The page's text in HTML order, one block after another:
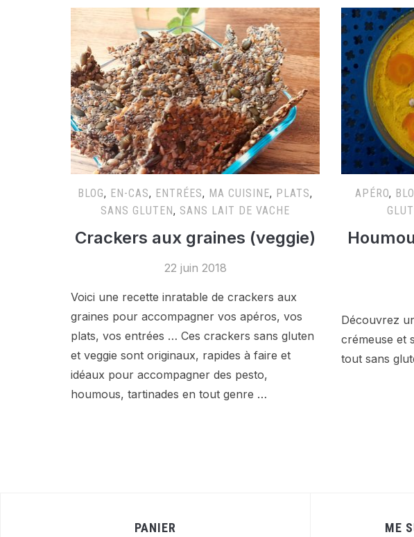
BLOG, EN-CAS, ENTRÉES, MA CUISINE, PLATS,
SANS GLUTEN, SANS LAIT DE VACHE
Crackers aux graines (veggie)
22 juin 2018
Voici une recette inratable de crackers aux
graines pour accompagner vos apéros, vos
plats, vos entrées … Ces crackers sans gluten
et veggie sont originaux, rapides à faire et
idéaux pour accompagner des pesto,
houmous, tartinades en tout genre …
APÉRO,
Découvrez
crémeuse et
tout sans
PANIER ME